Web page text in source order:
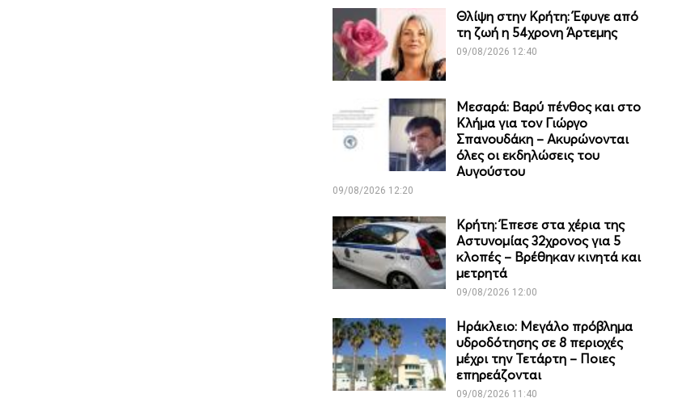
Θλίψη στην Κρήτη: Έφυγε από
τη ζωή η 54χρονη Άρτεμης
09/08/2026 12:40
Μεσαρά: Βαρύ πένθος και στο
Κλήμα για τον Γιώργο
Σπανουδάκη – Ακυρώνονται
όλες οι εκδηλώσεις του
Αυγούστου
09/08/2026 12:20
Κρήτη: Έπεσε στα χέρια της
Αστυνομίας 32χρονος για 5
κλοπές – Βρέθηκαν κινητά και
μετρητά
09/08/2026 12:00
Ηράκλειο: Μεγάλο πρόβλημα
υδροδότησης σε 8 περιοχές
μέχρι την Τετάρτη – Ποιες
επηρεάζονται
09/08/2026 11:40